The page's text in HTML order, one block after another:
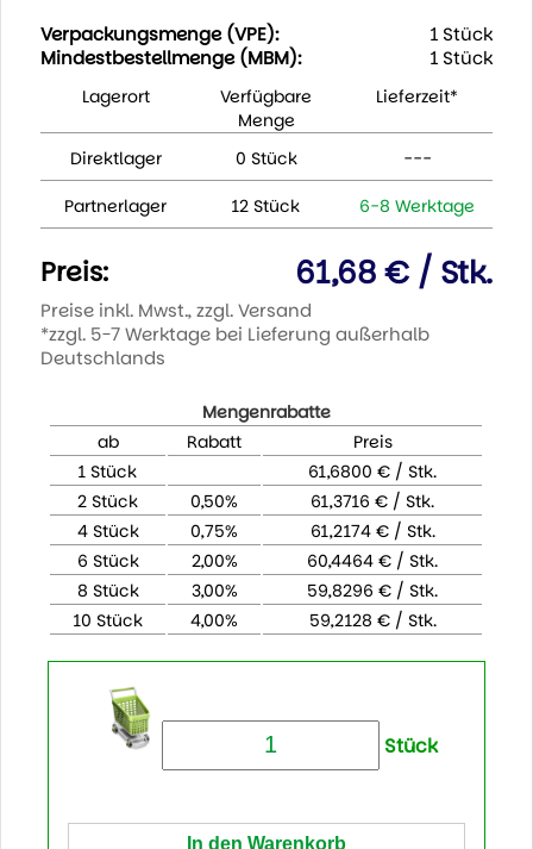
Verpackungsmenge (VPE):
1 Stück
Mindestbestellmenge (MBM):
1 Stück
Lagerort
Verfügbare
Menge
Lieferzeit*
Direktlager 0 Stück ---
Partnerlager 12 Stück 6-8 Werktage
Preis: 61,68 € / Stk.
Preise inkl. Mwst., zzgl. Versand
*zzgl. 5-7 Werktage bei Lieferung außerhalb
Deutschlands
Mengenrabatte
ab
Rabatt
Preis
1 Stück
61,6800 € / Stk.
2 Stück
0,50%
61,3716 € / Stk.
4 Stück
0,75%
61,2174 € / Stk.
6 Stück
2,00%
60,4464 € / Stk.
8 Stück
3,00%
59,8296 € / Stk.
10 Stück
4,00% 59,2128 € / Stk.
Stück